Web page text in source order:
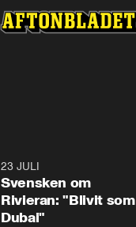
23 JULI
Svensken om
Rivieran: "Blivit som
Dubai"